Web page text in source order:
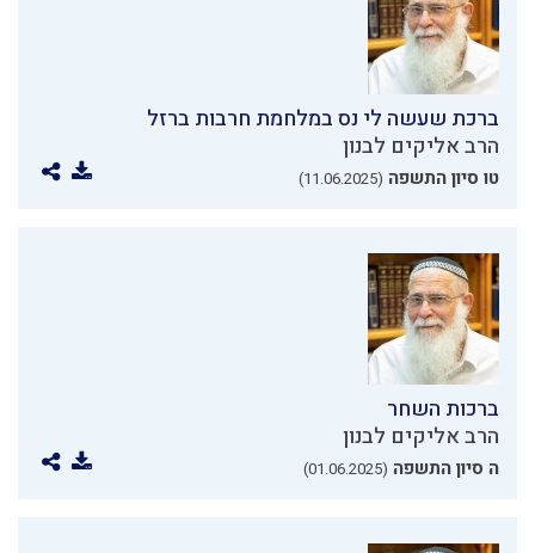
ברכת שעשה לי נס במלחמת חרבות ברזל
הרב אליקים לבנון
טו סיון התשפה (11.06.2025)
ברכות השחר
הרב אליקים לבנון
ה סיון התשפה (01.06.2025)